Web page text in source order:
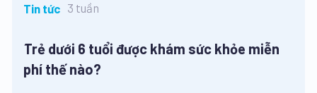
Tin tức 3 tuần
Trẻ dưới 6 tuổi được khám sức khỏe miễn
phí thế nào?